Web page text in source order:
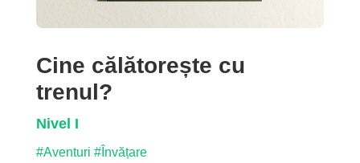
Cine călătorește cu
trenul?
Nivel I
#Aventuri #Învățare